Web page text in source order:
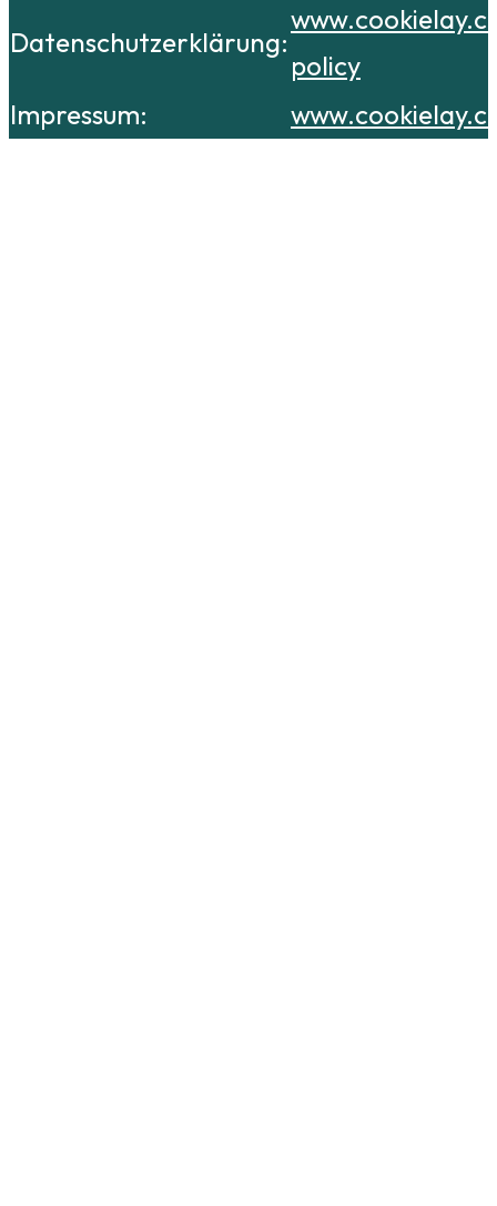
Datenschutzerklärung:
policy
Impressum: